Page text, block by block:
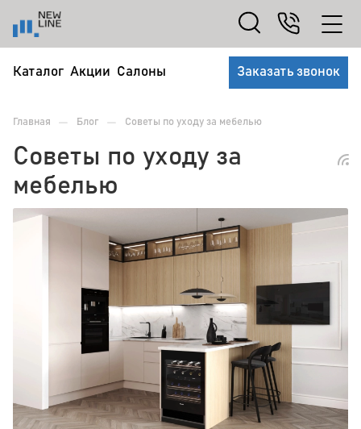
Каталог Акции Салоны Заказать звонок
Главная — Блог — Советы по уходу за мебелью
Советы по уходу за
мебелью